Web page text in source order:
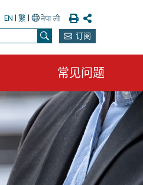
EN | 繁| 列印 分享
搜寻 订阅
常见问题